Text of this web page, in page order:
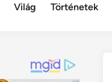
Világ Történetek